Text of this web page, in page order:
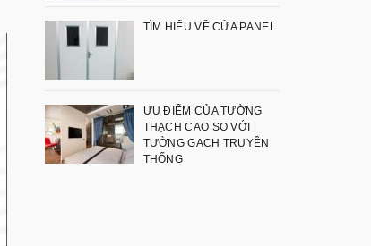
TÌM HIỂU VỀ CỬA PANEL
ƯU ĐIỂM CỦA TƯỜNG
THẠCH CAO SO VỚI
TƯỜNG GẠCH TRUYỀN
THỐNG